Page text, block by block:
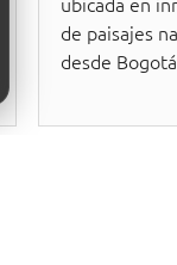
de paisajes
desde